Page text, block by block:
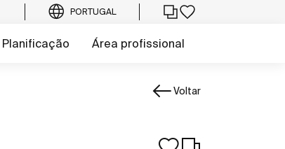
PORTUGAL
Planificação Área profissional
Voltar